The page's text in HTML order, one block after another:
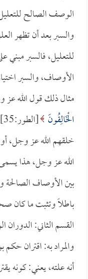
الوصف الصالح
والسبر بعد أن تظهر
للتعليل، فالسبر
الأوصاف، والسبر
مثال ذلك قول الله
الْخَالِقُونَ
خلقهم الله عز وجل،
الله عز وجل، هذا
بين الأوصاف الصالحة
باطلاً وتثبت ما كان
القسم الثاني:
والمراد به: اقتران
أنه علته، يعني: